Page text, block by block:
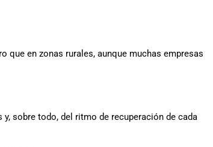
que en zonas rurales, aunque muchas empresas
sobre todo, del ritmo de recuperación de cada